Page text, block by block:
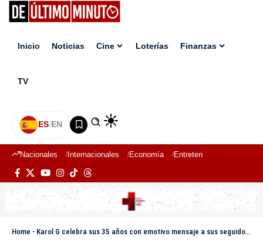
Inicio Noticias Cine Loterías Finanzas
TV
ES|EN
Nacionales Internacionales Economía Entretenimiento
Home - Karol G celebra sus 35 años con emotivo mensaje a sus seguidores